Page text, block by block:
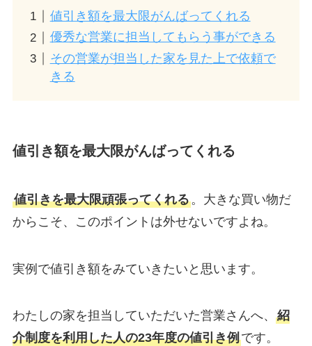
値引き額を最大限がんばってくれる
優秀な営業に担当してもらう事ができる
その営業が担当した家を見た上で依頼で
きる
値引き額を最大限がんばってくれる
値引きを最大限頑張ってくれる。大きな買い物だ
からこそ、このポイントは外せないですよね。
実例で値引き額をみていきたいと思います。
わたしの家を担当していただいた営業さんへ、 紹
介制度を利用した人の23年度の値引き例です。